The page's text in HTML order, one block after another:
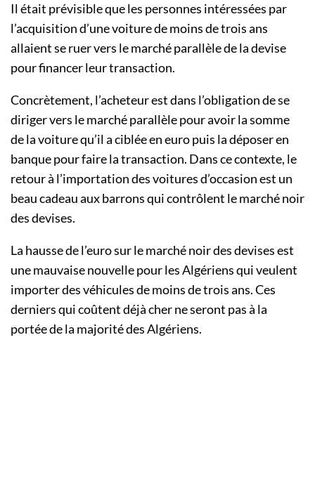
Il était prévisible que les personnes intéressées par
l’acquisition d’une voiture de moins de trois ans
allaient se ruer vers le marché parallèle de la devise
pour financer leur transaction.
Concrètement, l’acheteur est dans l’obligation de se
diriger vers le marché parallèle pour avoir la somme
de la voiture qu’il a ciblée en euro puis la déposer en
banque pour faire la transaction. Dans ce contexte, le
retour à l’importation des voitures d’occasion est un
beau cadeau aux barrons qui contrôlent le marché noir
des devises.
La hausse de l’euro sur le marché noir des devises est
une mauvaise nouvelle pour les Algériens qui veulent
importer des véhicules de moins de trois ans. Ces
derniers qui coûtent déjà cher ne seront pas à la
portée de la majorité des Algériens.